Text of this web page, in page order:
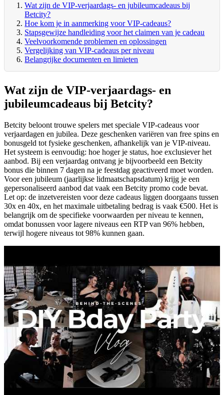
Wat zijn de VIP-verjaardags- en jubileumcadeaus bij
Betcity?
Hoe kom je in aanmerking voor VIP-cadeaus?
Stapsgewijze handleiding voor het claimen van je cadeau
Veelvoorkomende problemen en oplossingen
Vergelijking van VIP-cadeaus per niveau
Belangrijke documenten en limieten
Wat zijn de VIP-verjaardags- en
jubileumcadeaus bij Betcity?
Betcity beloont trouwe spelers met speciale VIP-cadeaus voor
verjaardagen en jubilea. Deze geschenken variëren van free spins en
bonusgeld tot fysieke geschenken, afhankelijk van je VIP-niveau.
Het systeem is eenvoudig: hoe hoger je status, hoe exclusiever het
aanbod. Bij een verjaardag ontvang je bijvoorbeeld een Betcity
bonus die binnen 7 dagen na je feestdag geactiveerd moet worden.
Voor een jubileum (jaarlijkse lidmaatschapsdatum) krijg je een
gepersonaliseerd aanbod dat vaak een Betcity promo code bevat.
Let op: de inzetvereisten voor deze cadeaus liggen doorgaans tussen
30x en 40x, en het maximale uitbetaling bedrag is vaak €500. Het is
belangrijk om de specifieke voorwaarden per niveau te kennen,
omdat bonussen voor lagere niveaus een RTP van 96% hebben,
terwijl hogere niveaus tot 98% kunnen gaan.